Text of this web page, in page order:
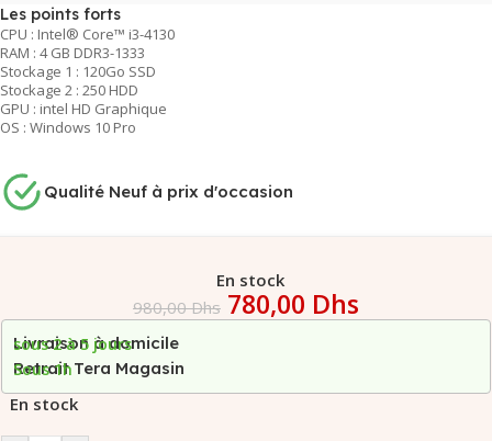
Les points forts
CPU : Intel® Core™ i3-4130
RAM : 4 GB DDR3-1333
Stockage 1 : 120Go SSD
Stockage 2 : 250 HDD
GPU : intel HD Graphique
OS : Windows 10 Pro
Qualité Neuf à prix d'occasion
En stock
980,00Dhs 780,00 Dhs
Livraison à domicile
sous 2 à 5 jours
Retrait Tera Magasin
Sous 1h
En stock